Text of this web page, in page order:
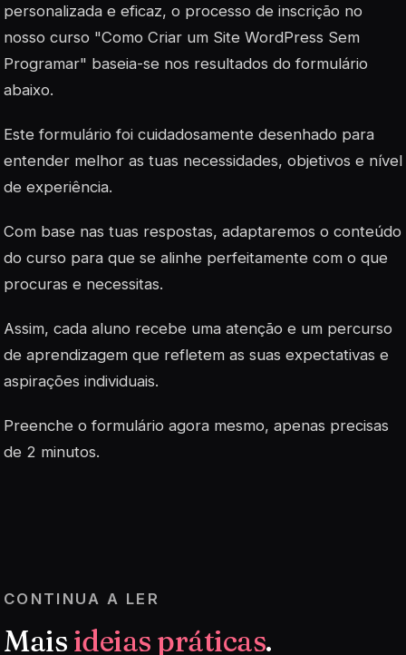
personalizada e eficaz, o processo de inscrição no
nosso curso "Como Criar um Site WordPress Sem
Programar" baseia-se nos resultados do formulário
abaixo.
Este formulário foi cuidadosamente desenhado para
entender melhor as tuas necessidades, objetivos e nível
de experiência.
Com base nas tuas respostas, adaptaremos o conteúdo
do curso para que se alinhe perfeitamente com o que
procuras e necessitas.
Assim, cada aluno recebe uma atenção e um percurso
de aprendizagem que refletem as suas expectativas e
aspirações individuais.
Preenche o formulário agora mesmo, apenas precisas
de 2 minutos.
CONTINUA A LER
Mais ideias práticas.